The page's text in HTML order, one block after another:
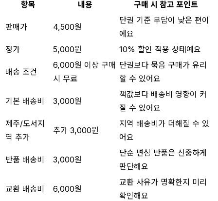
항목 내용 구매 시 참고 포인트
판매가 4,500원
단권 기준 부담이 낮은 편이
에요
정가
5,000원 10% 할인 적용 상태예요
배송 조건
6,000원 이상 구매
시 무료
단권보다 묶음 구매가 유리
할 수 있어요
기본 배송비 3,000원
책값보다 배송비 영향이 커
질 수 있어요
제주/도서지
역 추가
추가 3,000원
지역 배송비가 더해질 수 있
어요
반품 배송비 3,000원
단순 변심 반품은 신중하게
판단해요
교환 배송비 6,000원
교환 사유가 명확한지 미리
확인해요